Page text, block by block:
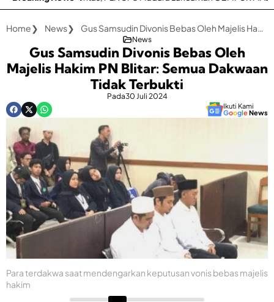
Home News Gus Samsudin Divonis Bebas Oleh Majelis Hakim PN Blitar: Semua Dakwaan Tidak Terbukti
News
Gus Samsudin Divonis Bebas Oleh
Majelis Hakim PN Blitar: Semua Dakwaan
Tidak Terbukti
Pada30 Juli 2024
Ikuti Kami
GoogleNews
Para terdakwa saat mendengarkan keputusan vonis bebas majelis
hakim